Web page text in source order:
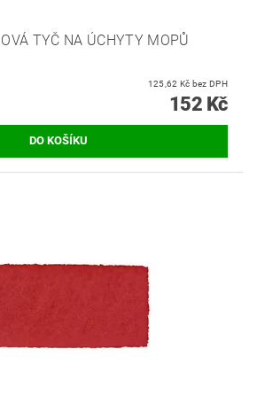
TYČ NA ÚCHYTY MOPŮ
125,62 Kč bez DPH
152 Kč